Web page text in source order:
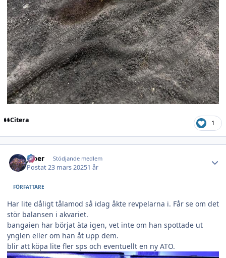
Citera 1
jeber Stödjande medlem
Postat23 mars 20251 år
FÖRFATTARE
Har lite dåligt tålamod så idag åkte revpelarna i. Får se om det
stör balansen i akvariet.
bangaien har börjat äta igen, vet inte om han spottade ut
ynglen eller om han åt upp dem.
blir att köpa lite fler sps och eventuellt en ny ATO.